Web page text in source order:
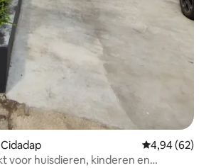
Gemiddelde
4,94 (62)
voor huisdieren, kinderen en